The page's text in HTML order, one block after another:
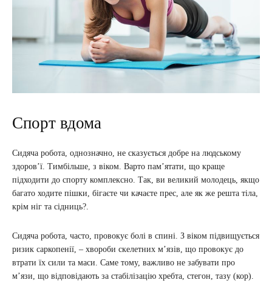
Спорт вдома
Сидяча робота, однозначно, не сказується добре на людському
здоров’ї. Тимбільше, з віком. Варто пам’ятати, що краще
підходити до спорту комплексно. Так, ви великий молодець, якщо
багато ходите пішки, бігаєте чи качаєте прес, але як же решта тіла,
крім ніг та сідниць?.
Сидяча робота, часто, провокує болі в спині. З віком підвищується
ризик саркопенії, – хвороби скелетних м’язів, що провокує до
втрати їх сили та маси. Саме тому, важливо не забувати про
м’язи, що відповідають за стабілізацію хребта, стегон, тазу (кор).